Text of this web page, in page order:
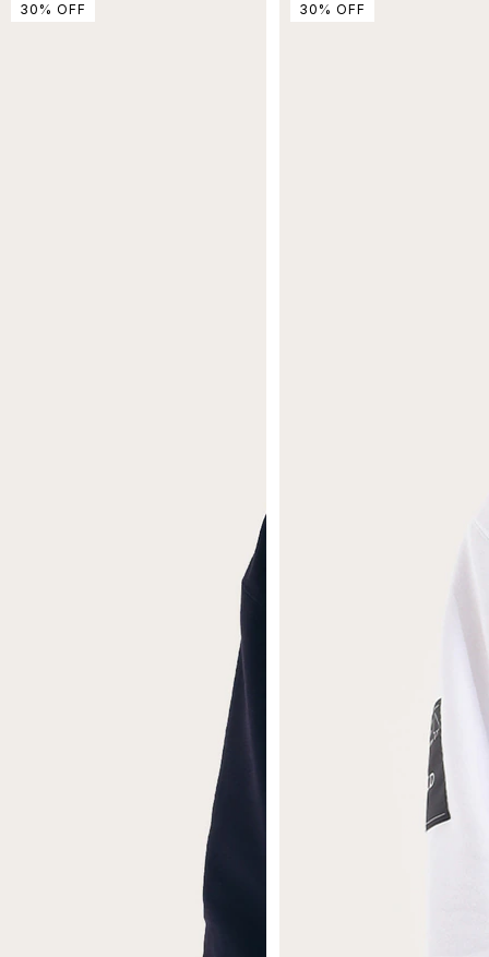
30 % OFF 30 % OFF